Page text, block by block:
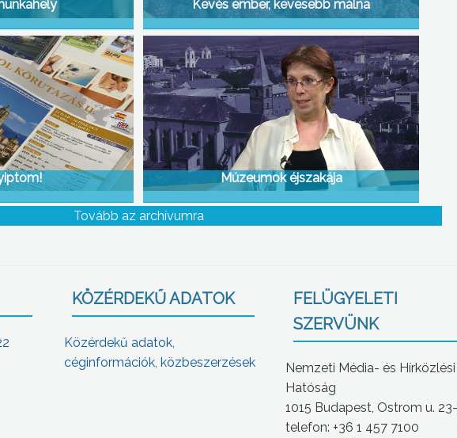
Kevés ember, kevesebb málna
Múzeumok éjszakája
Tovább az archívumra
KÖZÉRDEKŰ ADATOK
Közérdekű adatok,
céginformációk, közbeszerzések
FELÜGYELETI
SZERVÜNK
Nemzeti Média- és Hírközlési
Hatóság
1015 Budapest, Ostrom u.
telefon: +36 1 457 7100